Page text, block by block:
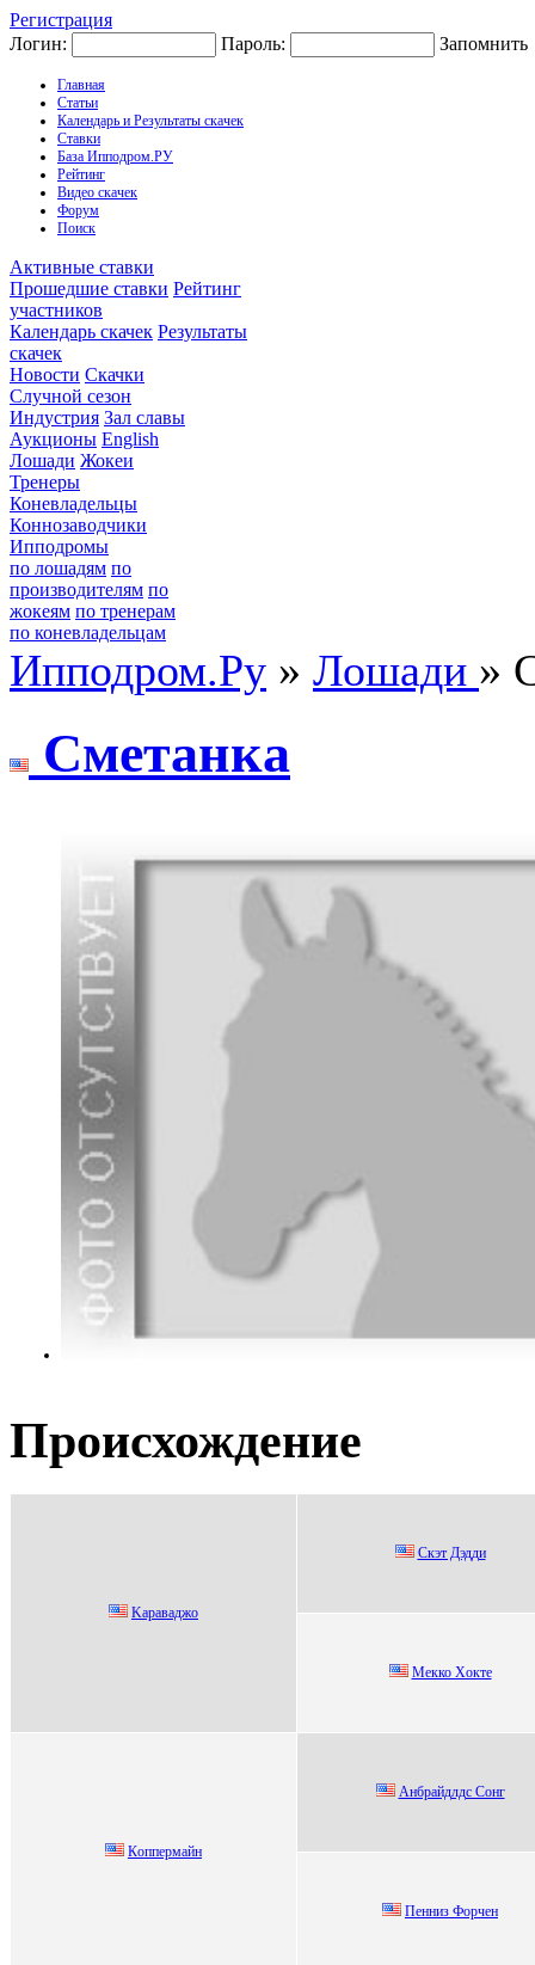
Регистрация
Логин:
Пароль: Запомнить
Главная
Статьи
Календарь и Результаты скачек
Ставки
База Ипподром.РУ
Рейтинг
Видео скачек
Форум
Поиск
Активные ставки
Прошедшие ставки Рейтинг
участников
Календарь скачек Результаты
скачек
Новости Скачки
Случной сезон
Индустрия Зал славы
Аукционы English
Лошади Жокеи
Тренеры
Коневладельцы
Коннозаводчики
Ипподромы
по лошадям по
производителям по
жокеям по тренерам
по коневладельцам
Ипподром.Ру » Лошади »
Cметaнкa
Происхождение
Kаpаваджo
Скэт Дэдди
Meкко Xоктe
Кoппермайн
Анбpaйдлдс Сoнг
Пенниз Фоpчен